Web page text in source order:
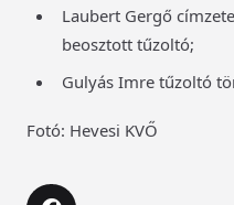
Laubert Gergő
beosztott tűzoltó;
Gulyás Imre tűzoltó
Fotó: Hevesi KVŐ